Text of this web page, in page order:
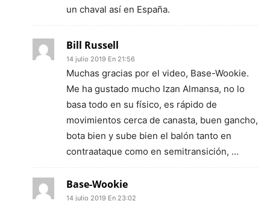
un chaval así en España.
Bill Russell
14 julio 2019 En 21:56
Muchas gracias por el video, Base-Wookie.
Me ha gustado mucho Izan Almansa, no lo
basa todo en su físico, es rápido de
movimientos cerca de canasta, buen gancho,
bota bien y sube bien el balón tanto en
contraataque como en semitransición, …
Base-Wookie
14 julio 2019 En 23:02